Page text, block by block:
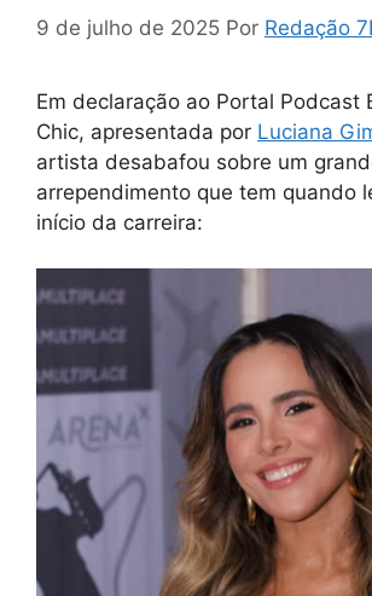
9 de julho de 2025 Por Redação
Em declaração ao Portal Podcast
Chic, apresentada por Luciana
artista desabafou sobre um
arrependimento que tem quando
início da carreira: